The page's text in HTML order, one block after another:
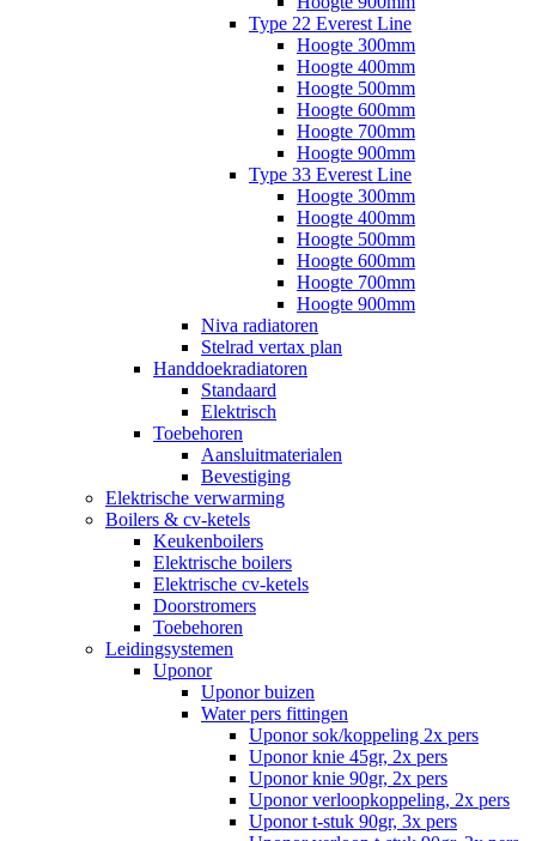
Type 22 Everest Line
Hoogte 300mm
Hoogte 400mm
Hoogte 500mm
Hoogte 600mm
Hoogte 700mm
Hoogte 900mm
Type 33 Everest Line
Hoogte 300mm
Hoogte 400mm
Hoogte 500mm
Hoogte 600mm
Hoogte 700mm
Hoogte 900mm
Niva radiatoren
Stelrad vertax plan
Handdoekradiatoren
Standaard
Elektrisch
Toebehoren
Aansluitmaterialen
Bevestiging
Elektrische verwarming
Boilers & cv-ketels
Keukenboilers
Elektrische boilers
Elektrische cv-ketels
Doorstromers
Toebehoren
Leidingsystemen
Uponor
Uponor buizen
Water pers fittingen
Uponor sok/koppeling 2x pers
Uponor knie 45gr, 2x pers
Uponor knie 90gr, 2x pers
Uponor verloopkoppeling, 2x pers
Uponor t-stuk 90gr, 3x pers